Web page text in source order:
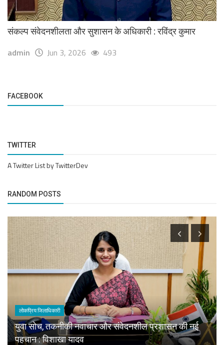
संकल्प संवेदनशीलता और सुशासन के अधिकारी : रविंद्र कुमार
admin Jun 3, 2026 493
FACEBOOK
TWITTER
A Twitter List by TwitterDev
RANDOM POSTS
लोकप्रिय जिलाधिकारी
युवा सोच, तकनीकी नवाचार और संवेदनशील प्रशासन की नई
पहचान : विशाखा यादव